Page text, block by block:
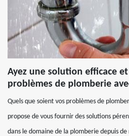
Ayez une solution efficace
problèmes de plomberie
Quels que soient vos problèmes de
propose de vous fournir des solutions
dans le domaine de la plomberie depuis de